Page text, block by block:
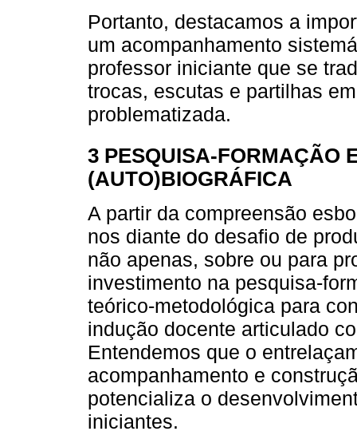
Portanto, destacamos a
um acompanhamento
professor iniciante que se
trocas, escutas e partilhas
problematizada.
3 PESQUISA-FORMAÇÃO
(AUTO)BIOGRÁFICA
A partir da compreensão
nos diante do desafio de
não apenas, sobre ou para
investimento na pesquisa-
teórico-metodológica para
indução docente articulado
Entendemos que o
acompanhamento e
potencializa o
iniciantes.